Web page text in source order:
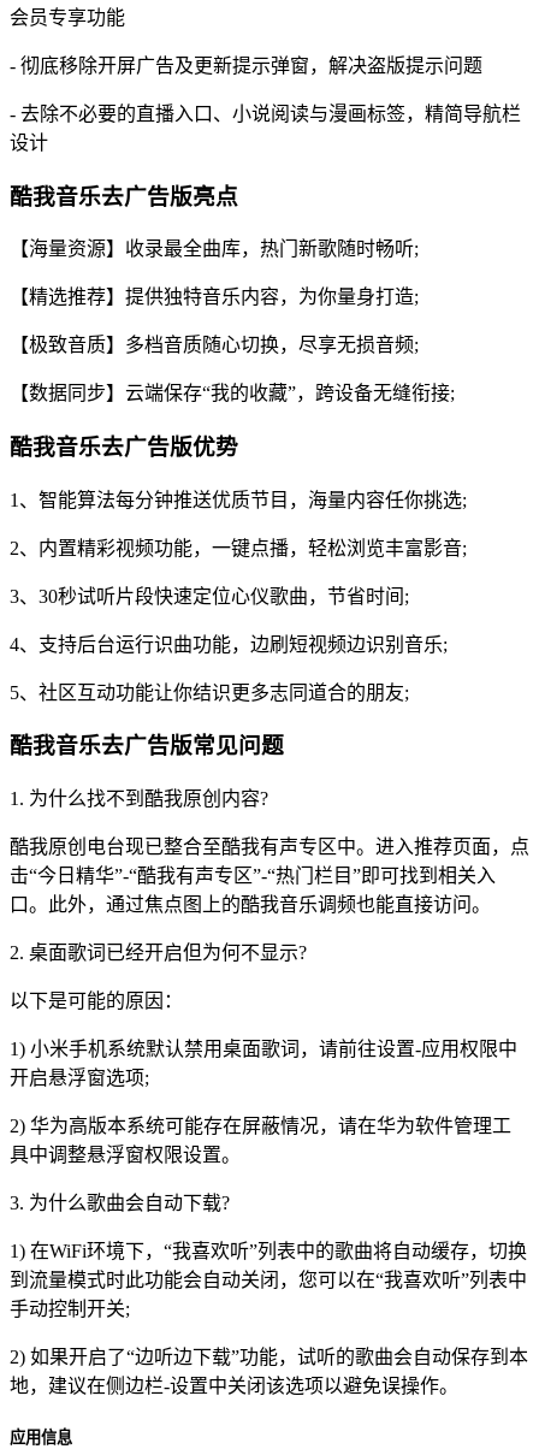
会员专享功能
- 彻底移除开屏广告及更新提示弹窗，解决盗版提示问题
- 去除不必要的直播入口、小说阅读与漫画标签，精简导航栏
设计
酷我音乐去广告版亮点
【海量资源】收录最全曲库，热门新歌随时畅听;
【精选推荐】提供独特音乐内容，为你量身打造;
【极致音质】多档音质随心切换，尽享无损音频;
【数据同步】云端保存“我的收藏”，跨设备无缝衔接;
酷我音乐去广告版优势
1、智能算法每分钟推送优质节目，海量内容任你挑选;
2、内置精彩视频功能，一键点播，轻松浏览丰富影音;
3、30秒试听片段快速定位心仪歌曲，节省时间;
4、支持后台运行识曲功能，边刷短视频边识别音乐;
5、社区互动功能让你结识更多志同道合的朋友;
酷我音乐去广告版常见问题
1. 为什么找不到酷我原创内容?
酷我原创电台现已整合至酷我有声专区中。进入推荐页面，点
击“今日精华”-“酷我有声专区”-“热门栏目”即可找到相关入
口。此外，通过焦点图上的酷我音乐调频也能直接访问。
2. 桌面歌词已经开启但为何不显示?
以下是可能的原因：
1) 小米手机系统默认禁用桌面歌词，请前往设置-应用权限中
开启悬浮窗选项;
2) 华为高版本系统可能存在屏蔽情况，请在华为软件管理工
具中调整悬浮窗权限设置。
3. 为什么歌曲会自动下载?
1) 在WiFi环境下，“我喜欢听”列表中的歌曲将自动缓存，切换
到流量模式时此功能会自动关闭，您可以在“我喜欢听”列表中
手动控制开关;
2) 如果开启了“边听边下载”功能，试听的歌曲会自动保存到本
地，建议在侧边栏-设置中关闭该选项以避免误操作。
应用信息